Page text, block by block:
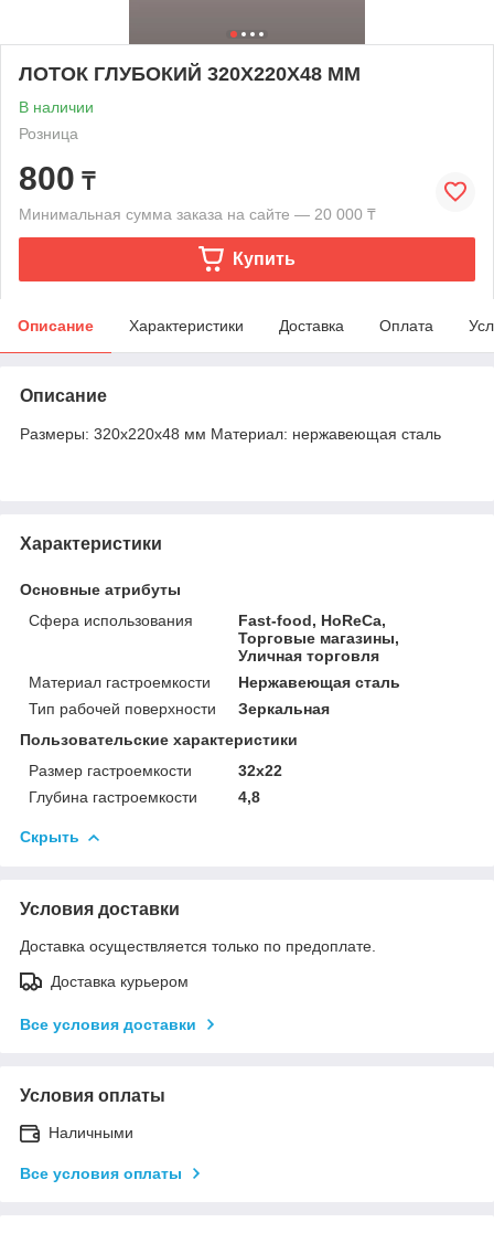
ЛОТОК ГЛУБОКИЙ 320Х220Х48 ММ
В наличии
Розница
800 ₸
Минимальная сумма заказа на сайте — 20 000 ₸
Купить
Описание Характеристики Доставка Оплата
Описание
Размеры: 320х220х48 мм Материал: нержавеющая сталь
Характеристики
Основные атрибуты
Сфера использования
Fast-food, HoReCa,
Торговые магазины,
Уличная торговля
Материал гастроемкости
Нержавеющая сталь
Тип рабочей поверхности
Зеркальная
Пользовательские характеристики
Размер гастроемкости
32х22
Глубина гастроемкости
4,8
Скрыть
Условия доставки
Доставка осуществляется только по предоплате.
Доставка курьером
Все условия доставки
Условия оплаты
Наличными
Все условия оплаты